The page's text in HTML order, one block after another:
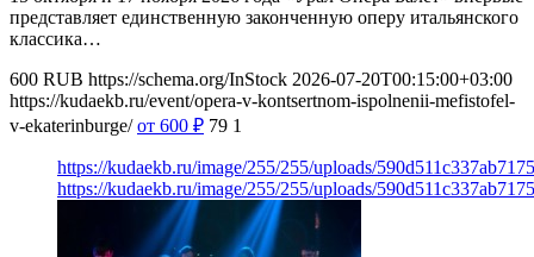
представляет единственную законченную оперу итальянского
классика…
600 RUB https://schema.org/InStock 2026-07-20T00:15:00+03:00
https://kudaekb.ru/event/opera-v-kontsertnom-ispolnenii-mefistofel-
v-ekaterinburge/ от 600 ₽ 79 1
https://kudaekb.ru/image/255/255/uploads/
https://kudaekb.ru/image/255/255/uploads/